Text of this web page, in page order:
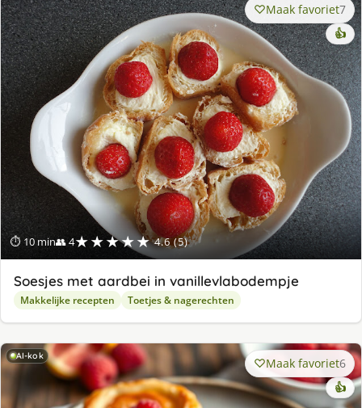
⏱ 10 min👥 4★★★★★ 4.6 (5)
Maak favoriet7
👍
Soesjes met aardbei in vanillevlabodempje
Makkelijke recepten Toetjes & nagerechten
AI-kok Maak favoriet6
👍